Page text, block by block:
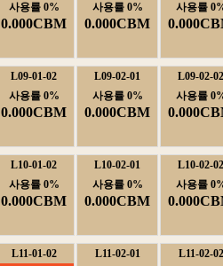
사용률0%
0.000CBM
사용률0%
0.000CBM
사용률
L09-01-02
사용률0%
0.000CBM
L09-02-01
사용률0%
0.000CBM
L09-02-02
사용률
L10-01-02
사용률0%
0.000CBM
L10-02-01
사용률0%
0.000CBM
L10-02-02
사용률
L11-01-02
L11-02-01
L11-02-02